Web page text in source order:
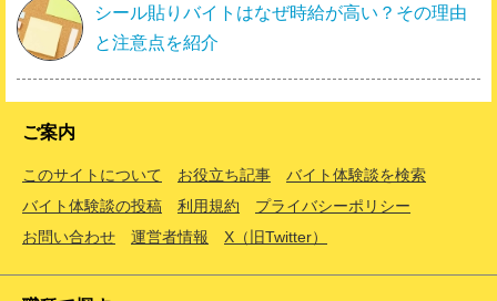
シール貼りバイトはなぜ時給が高い？その理由
と注意点を紹介
ご案内
このサイトについて お役立ち記事
バイト体験談を検索
バイト体験談の投稿
利用規約
プライバシーポリシー
お問い合わせ
運営者情報 X（旧Twitter）